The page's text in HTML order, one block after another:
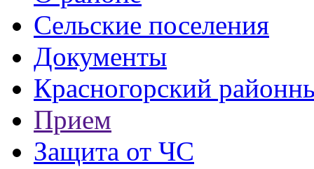
Сельские поселения
Документы
Красногорский
Прием
Защита от ЧС